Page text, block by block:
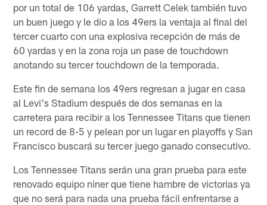
por un total de 106 yardas, Garrett Celek también tuvo
un buen juego y le dio a los 49ers la ventaja al final del
tercer cuarto con una explosiva recepción de más de
60 yardas y en la zona roja un pase de touchdown
anotando su tercer touchdown de la temporada.
Este fin de semana los 49ers regresan a jugar en casa
al Levi's Stadium después de dos semanas en la
carretera para recibir a los Tennessee Titans que tienen
un record de 8-5 y pelean por un lugar en playoffs y San
Francisco buscará su tercer juego ganado consecutivo.
Los Tennessee Titans serán una gran prueba para este
renovado equipo niner que tiene hambre de victorias ya
que no será para nada una prueba fácil enfrentarse a